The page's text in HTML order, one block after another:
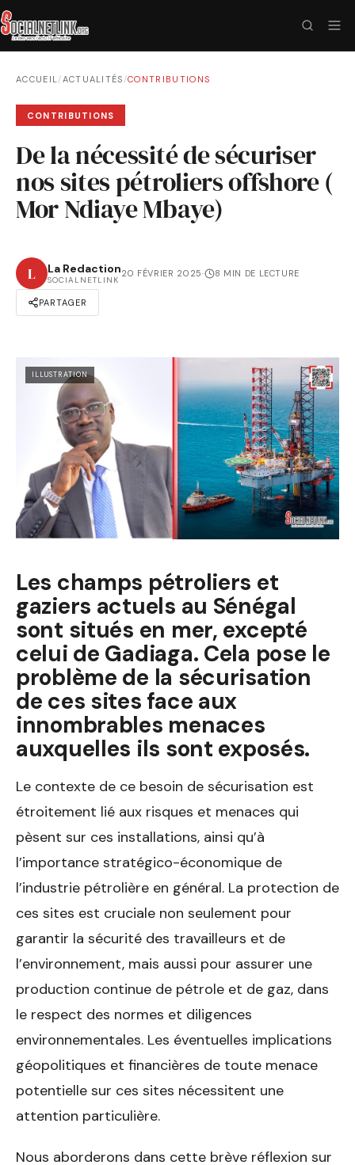
ACCUEIL/ACTUALITÉS /CONTRIBUTIONS
CONTRIBUTIONS
De la nécessité de sécuriser
nos sites pétroliers offshore (
Mor Ndiaye Mbaye)
L La Redaction
SOCIALNETLINK
20 FÉVRIER 2025· 8 MIN DE LECTURE
PARTAGER
ILLUSTRATION
Les champs pétroliers et
gaziers actuels au Sénégal
sont situés en mer, excepté
celui de Gadiaga. Cela pose le
problème de la sécurisation
de ces sites face aux
innombrables menaces
auxquelles ils sont exposés.
Le contexte de ce besoin de sécurisation est
étroitement lié aux risques et menaces qui
pèsent sur ces installations, ainsi qu’à
l’importance stratégico-économique de
l’industrie pétrolière en général. La protection de
ces sites est cruciale non seulement pour
garantir la sécurité des travailleurs et de
l’environnement, mais aussi pour assurer une
production continue de pétrole et de gaz, dans
le respect des normes et diligences
environnementales. Les éventuelles implications
géopolitiques et financières de toute menace
potentielle sur ces sites nécessitent une
attention particulière.
Nous aborderons dans cette brève réflexion sur